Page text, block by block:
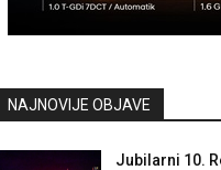
NAJNOVIJE OBJAVE
Jubilarni 10.